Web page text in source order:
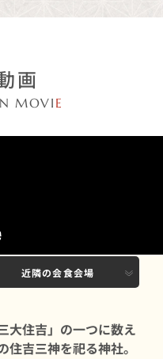
画
MOVIE
近隣の会食会場
大住吉」の一つに数え
吉三神を祀る神社。